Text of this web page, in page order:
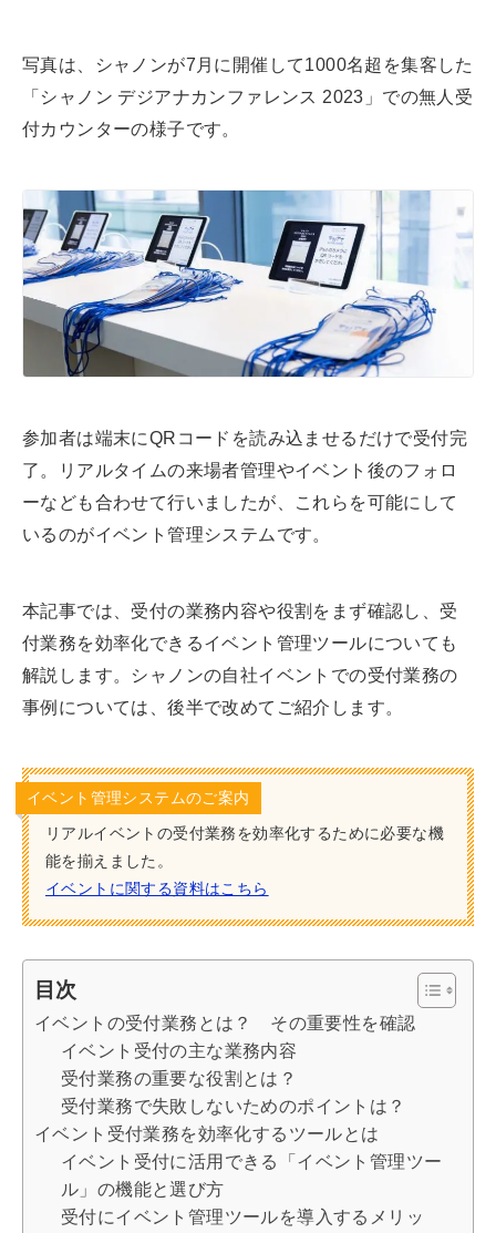
写真は、シャノンが7月に開催して1000名超を集客した
「シャノン デジアナカンファレンス 2023」での無人受
付カウンターの様子です。
参加者は端末にQRコードを読み込ませるだけで受付完
了。リアルタイムの来場者管理やイベント後のフォロ
ーなども合わせて行いましたが、これらを可能にして
いるのがイベント管理システムです。
本記事では、受付の業務内容や役割をまず確認し、受
付業務を効率化できるイベント管理ツールについても
解説します。シャノンの自社イベントでの受付業務の
事例については、後半で改めてご紹介します。
イベント管理システムのご案内
リアルイベントの受付業務を効率化するために必要な機
能を揃えました。
イベントに関する資料はこちら
目次
イベントの受付業務とは？ その重要性を確認
イベント受付の主な業務内容
受付業務の重要な役割とは？
受付業務で失敗しないためのポイントは？
イベント受付業務を効率化するツールとは
イベント受付に活用できる「イベント管理ツー
ル」の機能と選び方
受付にイベント管理ツールを導入するメリッ